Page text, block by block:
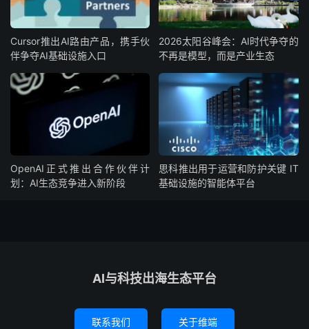
Cursor推出AI路由产品，携手伙
伴争夺AI基础设施入口
2026太阳谷峰会：AI时代争夺的
不再是模型，而是产业生态
OpenAI正式推出合作伙伴计
划：AI生态竞争进入新阶段
思科推出用于运营和防护关键 IT
基础设施的智能体平台
AI与科技出海生态平台
联系我们 关于维端